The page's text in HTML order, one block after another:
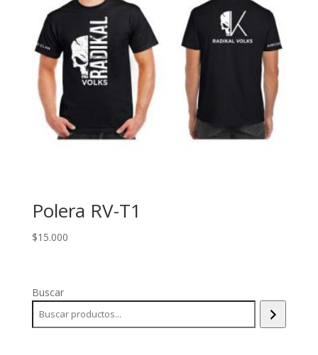
Polera RV-T1
$15.000
Buscar